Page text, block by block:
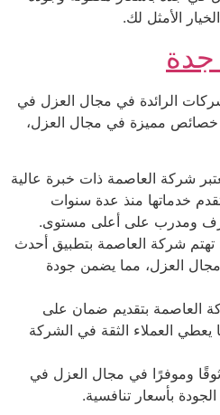
الأمثل لك.
الرائدة في مجال العزل في
خصائص مميزة في مجال العزل،
شركة العاصمة ذات خبرة عالية
خدماتها منذ عدة سنوات
ومدرب على أعلى مستوى.
تهتم شركة العاصمة بتطبيق أحدث
مجال العزل، مما يضمن جودة
العاصمة بتقديم ضمان على
يعطي العملاء الثقة في الشركة
وموفرًا في مجال العزل في
بأسعار تنافسية.